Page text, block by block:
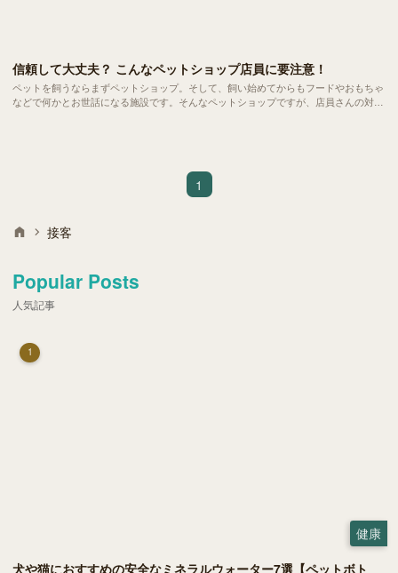
信頼して大丈夫？ こんなペットショップ店員に要注意！
ペットを飼うならまずペットショップ。そして、飼い始めてからもフードやおもちゃ
などで何かとお世話になる施設です。そんなペットショップですが、店員さんの対応
1
接客
Popular Posts
人気記事
1
健康
犬や猫におすすめの安全なミネラルウォーター7選【ペットボト